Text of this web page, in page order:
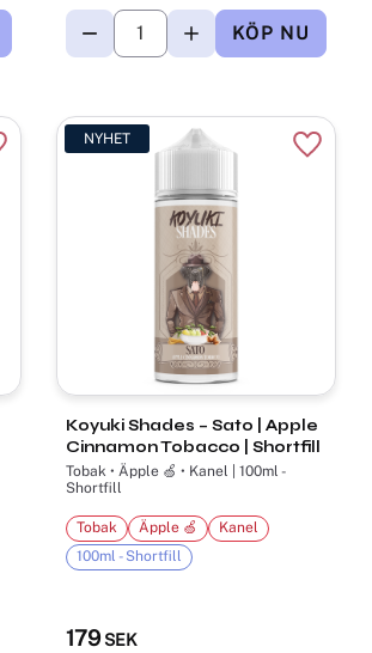
till i favoriter
Koyuki Shades – Sato | Apple
Cinnamon Tobacco | Shortfill
Tobak • Äpple 🍏 • Kanel | 100ml -
Shortfill
179 SEK
Tobak Äpple 🍏
Kanel
100ml - Shortfill
NYHET
Lägg